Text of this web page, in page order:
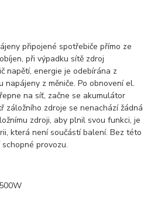
připojené spotřebiče přímo ze
při výpadku sítě zdroj
napětí, energie je odebírána z
z měniče. Po obnovení el.
na síť, začne se akumulátor
záložního zdroje se nenachází žádná
zdroji, aby plnil svou funkci, je
která není součástí balení. Bez této
provozu.